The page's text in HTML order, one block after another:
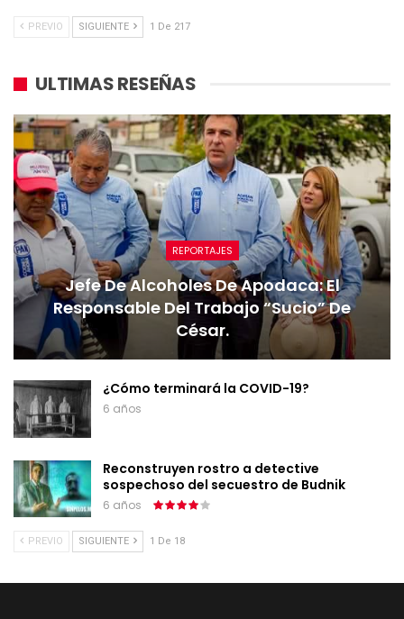
PREVIO SIGUIENTE 1 De 217
ULTIMAS RESEÑAS
REPORTAJES
Jefe De Alcoholes De Apodaca: El
Responsable Del Trabajo “sucio” De
César.
¿Cómo terminará la COVID-19?
6 años
Reconstruyen rostro a detective
sospechoso del secuestro de Budnik
6 años
PREVIO SIGUIENTE 1 De 18